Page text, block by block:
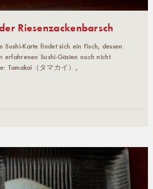
Riesenzackenbarsch
Sushi-Karte findet sich ein Fisch, dessen
erfahrenen Sushi-Gästen noch nicht
Tamakai（タマカイ）,